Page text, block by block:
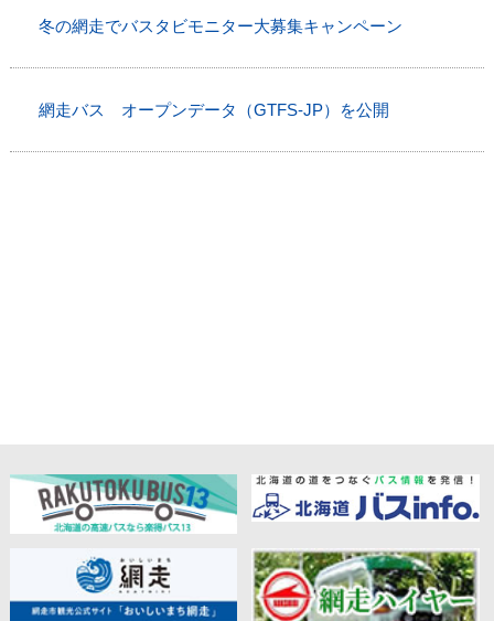
冬の網走でバスタビモニター大募集キャンペーン
網走バス オープンデータ（GTFS-JP）を公開